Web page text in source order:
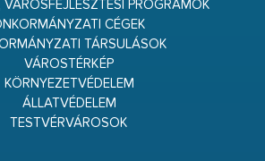
VÁROSFEJLESZTÉSI PROGRAMOK
CÉGEK
TÁRSULÁSOK
VÁROSTÉRKÉP
KÖRNYEZETVÉDELEM
ÁLLATVÉDELEM
TESTVÉRVÁROSOK